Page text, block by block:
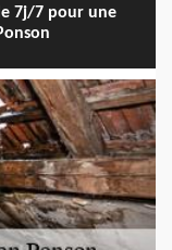
7j/7 pour une